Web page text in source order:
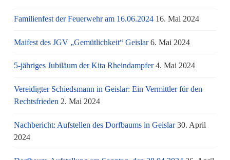
Familienfest der Feuerwehr am 16.06.2024 16. Mai 2024
Maifest des JGV „Gemütlichkeit“ Geislar 6. Mai 2024
5-jähriges Jubiläum der Kita Rheindampfer 4. Mai 2024
Vereidigter Schiedsmann in Geislar: Ein Vermittler für den
Rechtsfrieden 2. Mai 2024
Nachbericht: Aufstellen des Dorfbaums in Geislar 30. April
2024